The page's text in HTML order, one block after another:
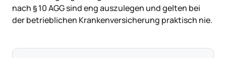
nach § 10 AGG sind eng auszulegen und gelten bei
der betrieblichen Krankenversicherung praktisch nie.